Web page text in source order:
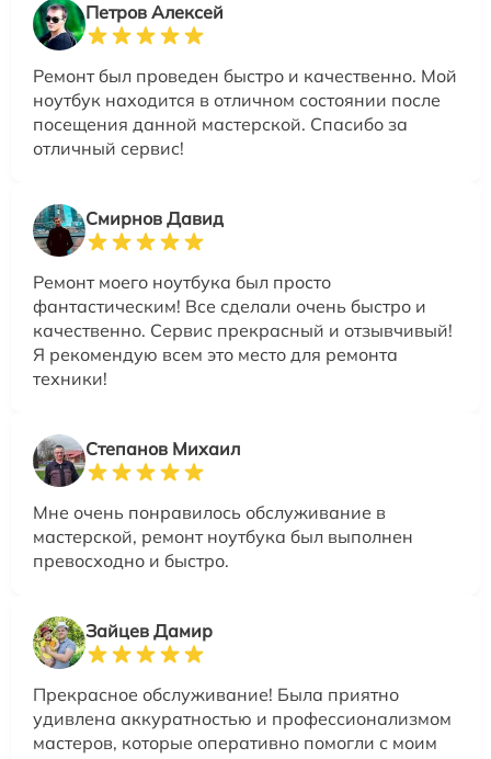
Петров Алексей
Ремонт был проведен быстро и качественно. Мой
ноутбук находится в отличном состоянии после
посещения данной мастерской. Спасибо за
отличный сервис!
Смирнов Давид
Ремонт моего ноутбука был просто
фантастическим! Все сделали очень быстро и
качественно. Сервис прекрасный и отзывчивый!
Я рекомендую всем это место для ремонта
техники!
Степанов Михаил
Мне очень понравилось обслуживание в
мастерской, ремонт ноутбука был выполнен
превосходно и быстро.
Зайцев Дамир
Прекрасное обслуживание! Была приятно
удивлена аккуратностью и профессионализмом
мастеров, которые оперативно помогли с моим